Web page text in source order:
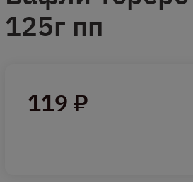
125г пп
119 ₽